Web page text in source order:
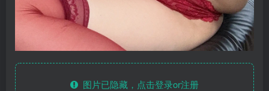
图片已隐藏，点击登录or注册